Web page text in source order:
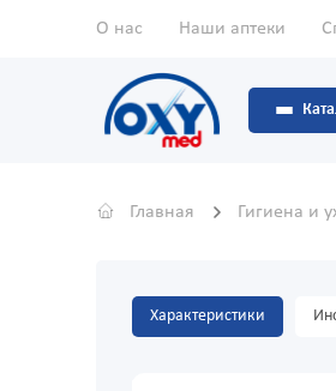
О нас Наши аптеки
Главная Гигиена и
Характеристики